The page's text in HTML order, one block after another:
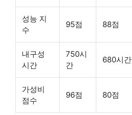
성능 지
수
95점 88점
내구성
시간
750시
간
680시간
가성비
점수
96점 80점